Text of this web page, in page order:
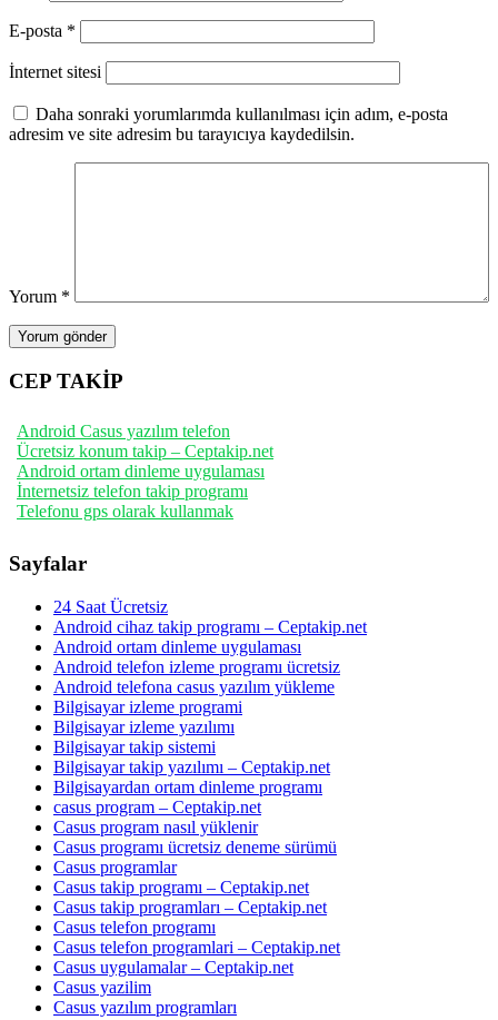
E-posta *
İnternet sitesi
Daha sonraki yorumlarımda kullanılması için adım, e-posta
adresim ve site adresim bu tarayıcıya kaydedilsin.
Yorum *
CEP TAKİP
Android Casus yazılım telefon
Ücretsiz konum takip – Ceptakip.net
Android ortam dinleme uygulaması
İnternetsiz telefon takip programı
Telefonu gps olarak kullanmak
Sayfalar
24 Saat Ücretsiz
Android cihaz takip programı – Ceptakip.net
Android ortam dinleme uygulaması
Android telefon izleme programı ücretsiz
Android telefona casus yazılım yükleme
Bilgisayar izleme programi
Bilgisayar izleme yazılımı
Bilgisayar takip sistemi
Bilgisayar takip yazılımı – Ceptakip.net
Bilgisayardan ortam dinleme programı
casus program – Ceptakip.net
Casus program nasıl yüklenir
Casus programı ücretsiz deneme sürümü
Casus programlar
Casus takip programı – Ceptakip.net
Casus takip programları – Ceptakip.net
Casus telefon programı
Casus telefon programlari – Ceptakip.net
Casus uygulamalar – Ceptakip.net
Casus yazilim
Casus yazılım programları